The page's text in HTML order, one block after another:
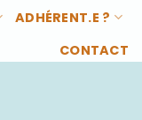
ADHÉRENT.E ?
CONTACT